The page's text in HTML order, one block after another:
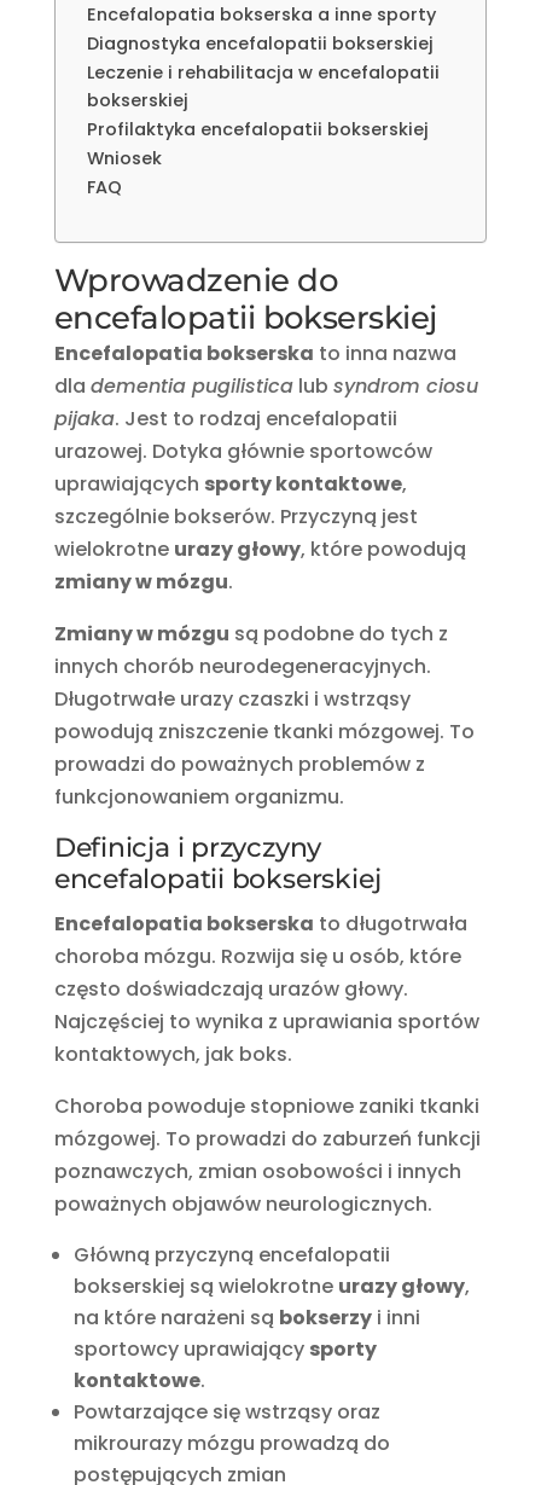
Encefalopatia bokserska a inne sporty
Diagnostyka encefalopatii bokserskiej
Leczenie i rehabilitacja w encefalopatii
bokserskiej
Profilaktyka encefalopatii bokserskiej
Wniosek
FAQ
Wprowadzenie do
encefalopatii bokserskiej
Encefalopatia bokserska to inna nazwa
dla dementia pugilisticalub syndrom ciosu
pijaka. Jest to rodzaj encefalopatii
urazowej. Dotyka głównie sportowców
uprawiających sporty kontaktowe,
szczególnie bokserów. Przyczyną jest
wielokrotne urazy głowy, które powodują
zmiany w mózgu.
Zmiany w mózgu są podobne do tych z
innych chorób neurodegeneracyjnych.
Długotrwałe urazy czaszki i wstrząsy
powodują zniszczenie tkanki mózgowej. To
prowadzi do poważnych problemów z
funkcjonowaniem organizmu.
Definicja i przyczyny
encefalopatii bokserskiej
Encefalopatia bokserska to długotrwała
choroba mózgu. Rozwija się u osób, które
często doświadczają urazów głowy.
Najczęściej to wynika z uprawiania sportów
kontaktowych, jak boks.
Choroba powoduje stopniowe zaniki tkanki
mózgowej. To prowadzi do zaburzeń funkcji
poznawczych, zmian osobowości i innych
poważnych objawów neurologicznych.
Główną przyczyną encefalopatii
bokserskiej są wielokrotne urazy głowy,
na które narażeni są bokserzyi inni
sportowcy uprawiający sporty
kontaktowe.
Powtarzające się wstrząsy oraz
mikrourazy mózgu prowadzą do
postępujących zmian